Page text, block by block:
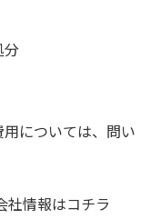
分
については、問い
社情報はコチラ